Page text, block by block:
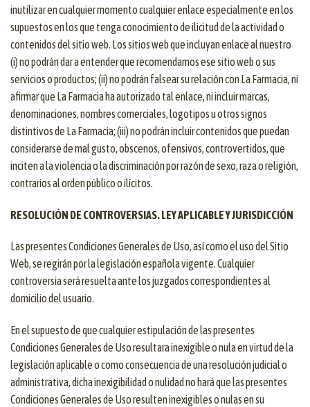
inutilizar en cualquier momento cualquier enlace especialmente en los
supuestos en los que tenga conocimiento de ilicitud de la actividad o
contenidos del sitio web. Los sitios web que incluyan enlace al nuestro
(i) no podrán dar a entender que recomendamos ese sitio web o sus
servicios o productos; (ii) no podrán falsear su relación con La Farmacia, ni
afirmar que La Farmacia ha autorizado tal enlace, ni incluir marcas,
denominaciones, nombres comerciales, logotipos u otros signos
distintivos de La Farmacia; (iii) no podrán incluir contenidos que puedan
considerarse de mal gusto, obscenos, ofensivos, controvertidos, que
inciten a la violencia o la discriminación por razón de sexo, raza o religión,
contrarios al orden público o ilícitos.
RESOLUCIÓN DE CONTROVERSIAS. LEY APLICABLE Y JURISDICCIÓN
Las presentes Condiciones Generales de Uso, así como el uso del Sitio
Web, se regirán por la legislación española vigente. Cualquier
controversia será resuelta ante los juzgados correspondientes al
domicilio del usuario.
En el supuesto de que cualquier estipulación de las presentes
Condiciones Generales de Uso resultara inexigible o nula en virtud de la
legislación aplicable o como consecuencia de una resolución judicial o
administrativa, dicha inexigibilidad o nulidad no hará que las presentes
Condiciones Generales de Uso resulten inexigibles o nulas en su